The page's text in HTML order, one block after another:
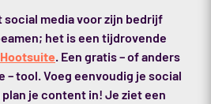
social media voor zijn bedrijf
het is een tijdrovende
Hootsuite. Een gratis – of anders
– tool. Voeg eenvoudig je social
je content in! Je ziet een